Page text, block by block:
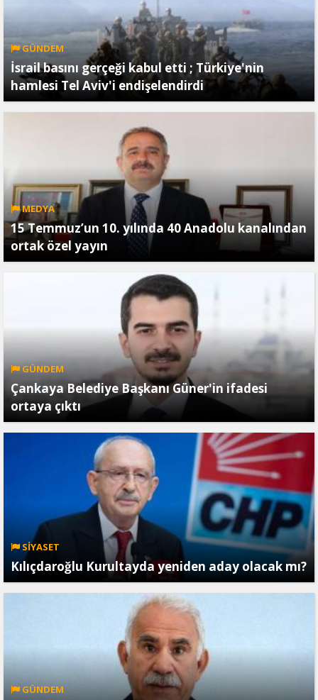
GÜNDEM
İsrail basını gerçeği kabul etti ; Türkiye'nin
hamlesi Tel Aviv'i endişelendirdi
MEDYA
15 Temmuz’un 10. yılında 40 Anadolu kanalından
ortak özel yayın
GÜNDEM
Çankaya Belediye Başkanı Güner'in ifadesi
ortaya çıktı
SİYASET
Kılıçdaroğlu Kurultayda yeniden aday olacak mı?
GÜNDEM